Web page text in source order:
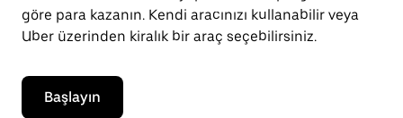
göre para kazanın. Kendi aracınızı kullanabilir veya
Uber üzerinden kiralık bir araç seçebilirsiniz.
Başlayın